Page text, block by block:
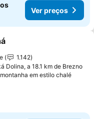
Ver preços
aos favoritos
1.142
Dolina, a 18.1 km de Brezno
em estilo chaléVer